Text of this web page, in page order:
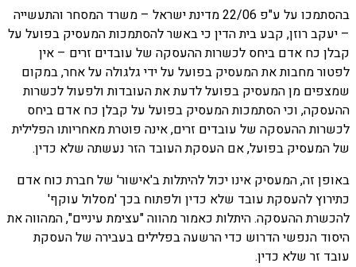
בהסתמכו על ע"פ 22/06 מדינת ישראל – משרד המסחר והתעשייה
– יעקב רוזן, קבע בית הדין כי באשר להסתמכות המעסיק בפועל על
קבלן כח אדם ביחס לכשרות ההעסקה של עובדים זרים – אין
לפטור מחבות את המעסיק בפועל על ידי גלגולה על אחר, במקום
שמצפים מן המעסיק בפועל לדעת את העובדות ולפעול לכשרות
ההעסקה, וכי הסתמכות המעסיק בפועל על קבלן כח אדם ביחס
לכשרות ההעסקה של עובדים זרים, אינה פוטרת מאחריותו הפלילית
של המעסיק בפועל, אם העסקת העובד הזר נעשתה שלא כדין.
באופן זה, המעסיק אינו יכול להיתלות ב'אישור' של חברת כוח אדם
כתירוץ להעסקת עובד שלא כדין ולפתוח בכך 'מסלול עוקף'
להכשרת ההעסקה. היתלות כאמור מהווה "עצימת עיניים", המהווה את
היסוד הנפשי הדרוש כדי הרשעה בפלילים בעבירה של העסקת
עובד זר שלא כדין.